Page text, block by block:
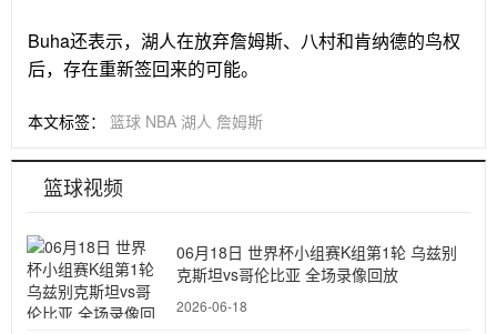
Buha还表示，湖人在放弃詹姆斯、八村和肯纳德的鸟权
后，存在重新签回来的可能。
本文标签： 篮球 NBA 湖人 詹姆斯
篮球视频
06月18日 世界杯小组赛K组第1轮 乌兹别
克斯坦vs哥伦比亚 全场录像回放
2026-06-18